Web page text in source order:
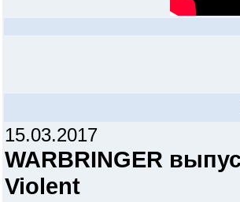
15.03.2017
WARBRINGER
Violent